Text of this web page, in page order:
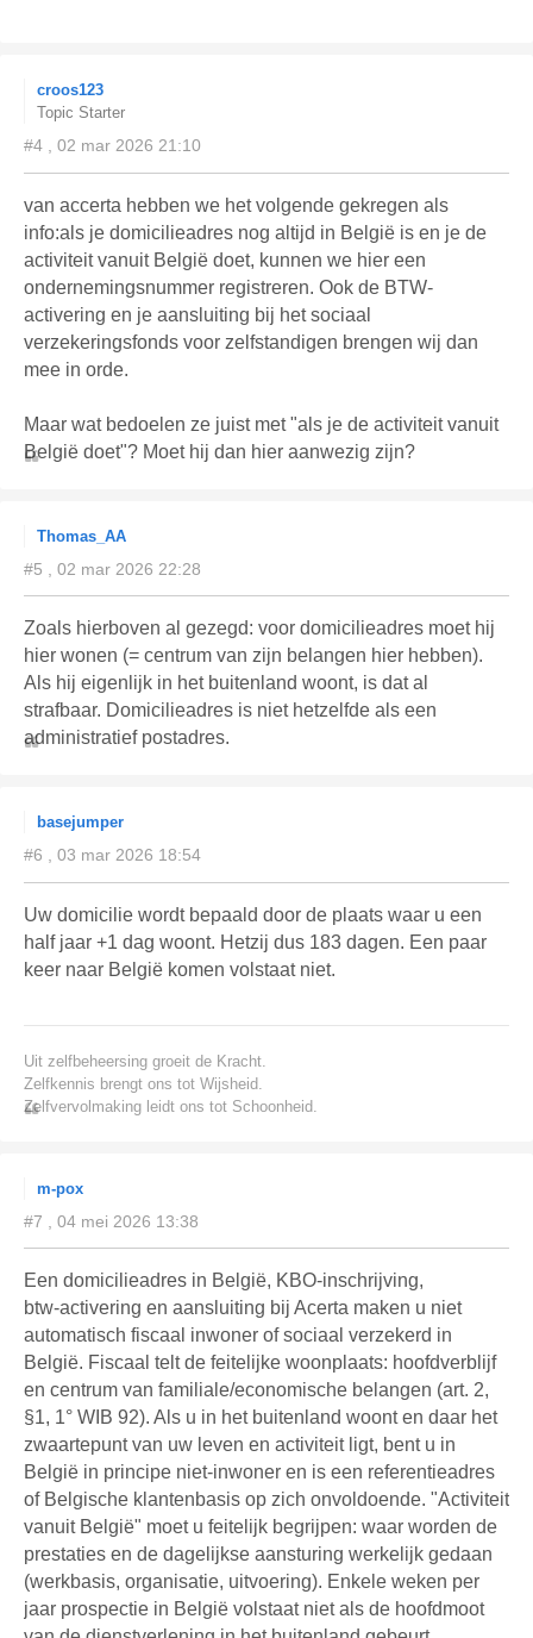
croos123
Topic Starter
#4 , 02 mar 2026 21:10
van accerta hebben we het volgende gekregen als
info:als je domicilieadres nog altijd in België is en je de
activiteit vanuit België doet, kunnen we hier een
ondernemingsnummer registreren. Ook de BTW-
activering en je aansluiting bij het sociaal
verzekeringsfonds voor zelfstandigen brengen wij dan
mee in orde.
Maar wat bedoelen ze juist met "als je de activiteit vanuit
België doet"? Moet hij dan hier aanwezig zijn?
Thomas_AA
#5 , 02 mar 2026 22:28
Zoals hierboven al gezegd: voor domicilieadres moet hij
hier wonen (= centrum van zijn belangen hier hebben).
Als hij eigenlijk in het buitenland woont, is dat al
strafbaar. Domicilieadres is niet hetzelfde als een
administratief postadres.
basejumper
#6 , 03 mar 2026 18:54
Uw domicilie wordt bepaald door de plaats waar u een
half jaar +1 dag woont. Hetzij dus 183 dagen. Een paar
keer naar België komen volstaat niet.
Uit zelfbeheersing groeit de Kracht.
Zelfkennis brengt ons tot Wijsheid.
Zelfvervolmaking leidt ons tot Schoonheid.
m-pox
#7 , 04 mei 2026 13:38
Een domicilieadres in België, KBO‑inschrijving,
btw‑activering en aansluiting bij Acerta maken u niet
automatisch fiscaal inwoner of sociaal verzekerd in
België. Fiscaal telt de feitelijke woonplaats: hoofdverblijf
en centrum van familiale/economische belangen (art. 2,
§1, 1° WIB 92). Als u in het buitenland woont en daar het
zwaartepunt van uw leven en activiteit ligt, bent u in
België in principe niet‑inwoner en is een referentieadres
of Belgische klantenbasis op zich onvoldoende. "Activiteit
vanuit België" moet u feitelijk begrijpen: waar worden de
prestaties en de dagelijkse aansturing werkelijk gedaan
(werkbasis, organisatie, uitvoering). Enkele weken per
jaar prospectie in België volstaat niet als de hoofdmoot